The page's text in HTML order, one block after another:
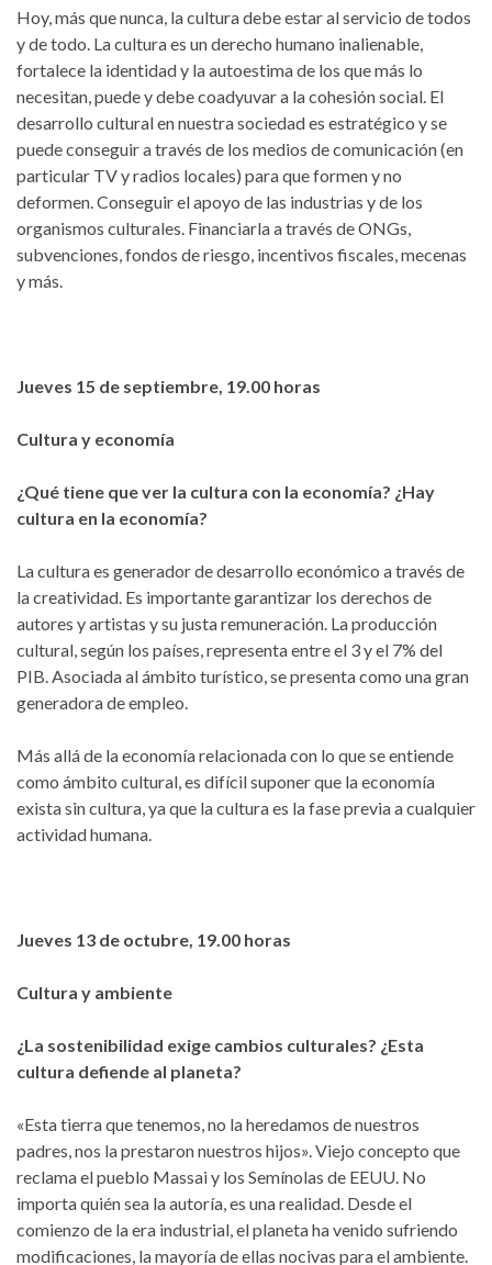
Hoy, más que nunca, la cultura debe estar al servicio de todos
y de todo. La cultura es un derecho humano inalienable,
fortalece la identidad y la autoestima de los que más lo
necesitan, puede y debe coadyuvar a la cohesión social. El
desarrollo cultural en nuestra sociedad es estratégico y se
puede conseguir a través de los medios de comunicación (en
particular TV y radios locales) para que formen y no
deformen. Conseguir el apoyo de las industrias y de los
organismos culturales. Financiarla a través de ONGs,
subvenciones, fondos de riesgo, incentivos fiscales, mecenas
y más.
Jueves 15 de septiembre, 19.00 horas
Cultura y economía
¿Qué tiene que ver la cultura con la economía? ¿Hay
cultura en la economía?
La cultura es generador de desarrollo económico a través de
la creatividad. Es importante garantizar los derechos de
autores y artistas y su justa remuneración. La producción
cultural, según los países, representa entre el 3 y el 7% del
PIB. Asociada al ámbito turístico, se presenta como una gran
generadora de empleo.
Más allá de la economía relacionada con lo que se entiende
como ámbito cultural, es difícil suponer que la economía
exista sin cultura, ya que la cultura es la fase previa a cualquier
actividad humana.
Jueves 13 de octubre, 19.00 horas
Cultura y ambiente
¿La sostenibilidad exige cambios culturales? ¿Esta
cultura defiende al planeta?
«Esta tierra que tenemos, no la heredamos de nuestros
padres, nos la prestaron nuestros hijos». Viejo concepto que
reclama el pueblo Massai y los Semínolas de EEUU. No
importa quién sea la autoría, es una realidad. Desde el
comienzo de la era industrial, el planeta ha venido sufriendo
modificaciones, la mayoría de ellas nocivas para el ambiente.